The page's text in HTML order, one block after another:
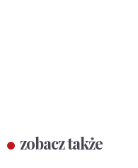
zobacz także